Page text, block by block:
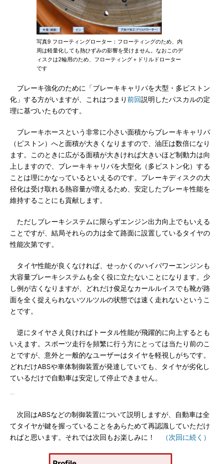
写真9 フローティングローター：フローティングのため、内
周は軽量化しても熱ひずみの影響を受けません。なおこのデ
ィスクは2輪用のため、フローティング＋ドリルドローター
です
ブレーキ強化のために「ブレーキキャリパを大型・多ピストン
化」する方がいますが、これはつまり前回説明したパスカルの定
理に基づいたものです。
ブレーキホースという非常に小さい面積からブレーキキャリパ
（ピストン）へと面積が大きくなりますので、油圧は数倍になり
ます。このときに広がる面積が大きければ大きいほど制動力は向
上しますので、ブレーキキャリパを大型化（多ピストン化）する
ことは理にかなっているといえるのです。ブレーキディスクの大
径化は受け取れる熱容量が増えるため、安定したブレーキ性能を
維持することにも貢献します。
ただしブレーキシステムに限らずエンジン出力向上でもいえる
ことですが、結局それらの力は全て路面に設置しているタイヤの
性能次第です。
タイヤ性能が良くなければ、せっかくのハイパワーエンジンも
大容量ブレーキシステムも全く役に立たないことになります。少
し例が古くなりますが、どれだけ俊足なカールルイスでも靴が路
面を全く捉えられないツルツルの状態では速く走れないというこ
とです。
逆にタイヤさえ良ければトータル性能が飛躍的に向上するとも
いえます。スポーツ走行を頻繁に行う方にとっては当たり前のこ
とですが、意外と一般的なユーザーはタイヤを軽視しがちです。
どれだけABSや車体制御装置が発達していても、タイヤが劣化し
ているだけで自動車は安定して停止できません。
次回はABSなどの制御装置について説明しますが、自動車は全
てタイヤが鍵を握っていることをあらためて再認識していただけ
ればと思います。それでは次回もお楽しみに！
（次回に続く）